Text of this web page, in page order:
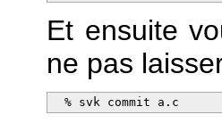
Et ensuite
ne pas
  % svk commit a.c